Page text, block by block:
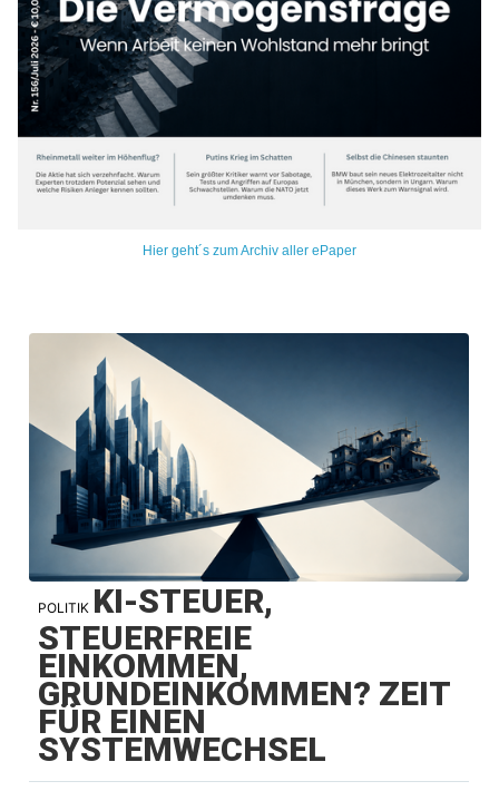
Hier geht´s zum Archiv aller ePaper
POLITIK KI-STEUER,
STEUERFREIE
EINKOMMEN,
GRUNDEINKOMMEN? ZEIT
FÜR EINEN
SYSTEMWECHSEL